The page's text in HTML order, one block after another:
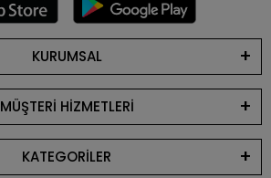
KURUMSAL
MÜŞTERİ HİZMETLERİ
KATEGORİLER